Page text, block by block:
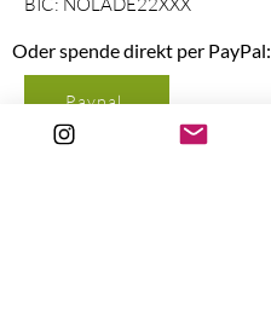
Oder spende direkt per PayPal:
Paypal